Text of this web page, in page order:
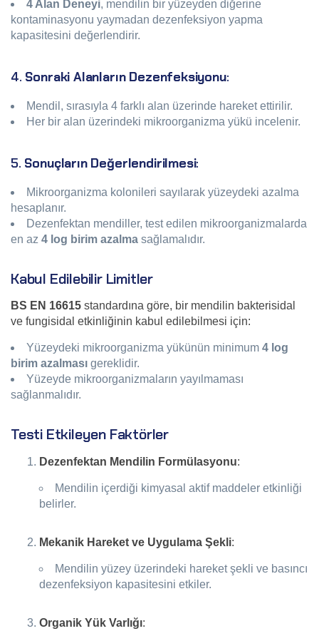
4 Alan Deneyi, mendilin bir yüzeyden diğerine
kontaminasyonu yaymadan dezenfeksiyon yapma
kapasitesini değerlendirir.
4. Sonraki Alanların Dezenfeksiyonu:
Mendil, sırasıyla 4 farklı alan üzerinde hareket ettirilir.
Her bir alan üzerindeki mikroorganizma yükü incelenir.
5. Sonuçların Değerlendirilmesi:
Mikroorganizma kolonileri sayılarak yüzeydeki azalma
hesaplanır.
Dezenfektan mendiller, test edilen mikroorganizmalarda
en az 4 log birim azalma sağlamalıdır.
Kabul Edilebilir Limitler
BS EN 16615 standardına göre, bir mendilin bakterisidal
ve fungisidal etkinliğinin kabul edilebilmesi için:
Yüzeydeki mikroorganizma yükünün minimum 4 log
birim azalması gereklidir.
Yüzeyde mikroorganizmaların yayılmaması
sağlanmalıdır.
Testi Etkileyen Faktörler
Dezenfektan Mendilin Formülasyonu:
Mendilin içerdiği kimyasal aktif maddeler etkinliği
belirler.
Mekanik Hareket ve Uygulama Şekli:
Mendilin yüzey üzerindeki hareket şekli ve basıncı
dezenfeksiyon kapasitesini etkiler.
Organik Yük Varlığı: